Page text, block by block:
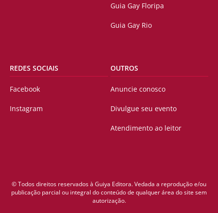
Guia Gay Floripa
Guia Gay Rio
REDES SOCIAIS
Facebook
Instagram
OUTROS
Anuncie conosco
Divulgue seu evento
Atendimento ao leitor
© Todos direitos reservados à Guiya Editora. Vedada a reprodução e/ou
publicação parcial ou integral do conteúdo de qualquer área do site sem
autorização.